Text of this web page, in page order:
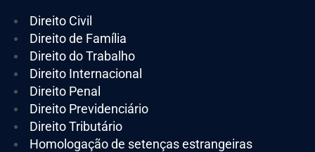
Direito Civil
Direito de Família
Direito do Trabalho
Direito Internacional
Direito Penal
Direito Previdenciário
Direito Tributário
Homologação de setenças estrangeiras